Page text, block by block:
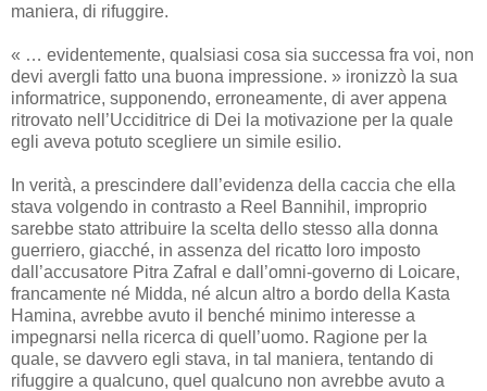
maniera, di rifuggire.
« … evidentemente, qualsiasi cosa sia successa fra voi, non
devi avergli fatto una buona impressione. » ironizzò la sua
informatrice, supponendo, erroneamente, di aver appena
ritrovato nell’Ucciditrice di Dei la motivazione per la quale
egli aveva potuto scegliere un simile esilio.
In verità, a prescindere dall’evidenza della caccia che ella
stava volgendo in contrasto a Reel Bannihil, improprio
sarebbe stato attribuire la scelta dello stesso alla donna
guerriero, giacché, in assenza del ricatto loro imposto
dall’accusatore Pitra Zafral e dall’omni-governo di Loicare,
francamente né Midda, né alcun altro a bordo della Kasta
Hamina, avrebbe avuto il benché minimo interesse a
impegnarsi nella ricerca di quell’uomo. Ragione per la
quale, se davvero egli stava, in tal maniera, tentando di
rifuggire a qualcuno, quel qualcuno non avrebbe avuto a